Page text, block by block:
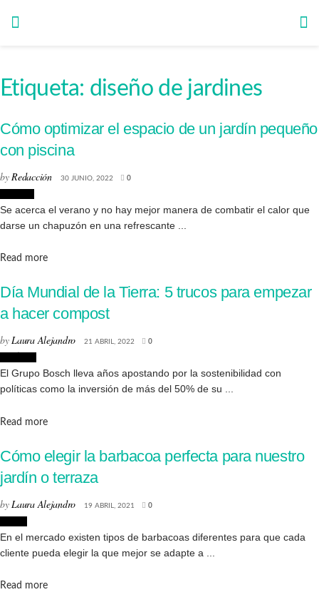
Etiqueta: diseño de jardines
Cómo optimizar el espacio de un jardín pequeño
con piscina
byRedacción 30 JUNIO, 2022 0
Se acerca el verano y no hay mejor manera de combatir el calor que
darse un chapuzón en una refrescante ...
Read moreDetails
Día Mundial de la Tierra: 5 trucos para empezar
a hacer compost
byLaura Alejandro 21 ABRIL, 2022 0
El Grupo Bosch lleva años apostando por la sostenibilidad con
políticas como la inversión de más del 50% de su ...
Read moreDetails
Cómo elegir la barbacoa perfecta para nuestro
jardín o terraza
by Laura Alejandro 19 ABRIL, 2021 0
En el mercado existen tipos de barbacoas diferentes para que cada
cliente pueda elegir la que mejor se adapte a ...
Read moreDetails